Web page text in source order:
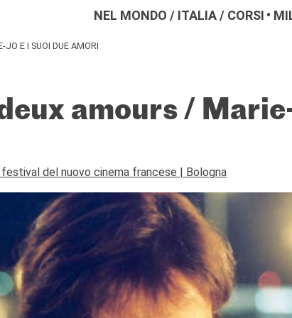
NEL MONDO / ITALIA/ CORSI
JO E I SUOI DUE AMORI
amours /
festival del nuovo cinema francese | Bologna